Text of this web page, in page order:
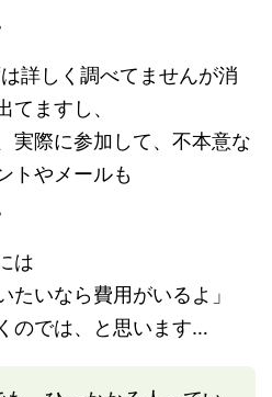
詳しく調べてませんが消
てますし、
実際に参加して、不本意な
トやメールも
は
たいなら費用がいるよ」
のでは、と思います…